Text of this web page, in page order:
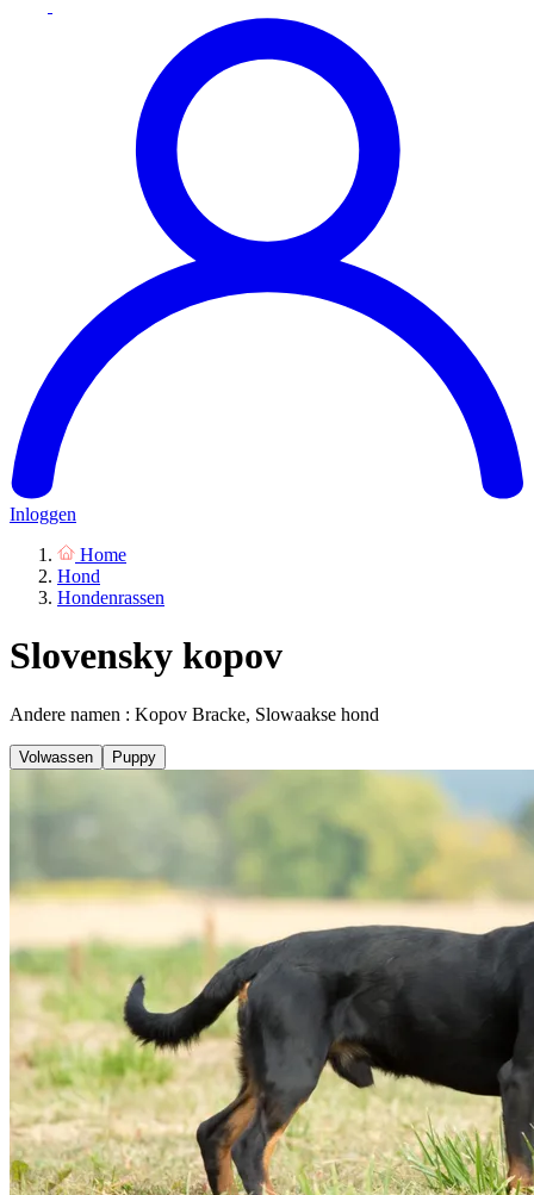
Inloggen
Home
Hond
Hondenrassen
Slovensky kopov
Andere namen : Kopov Bracke, Slowaakse hond
Volwassen Puppy